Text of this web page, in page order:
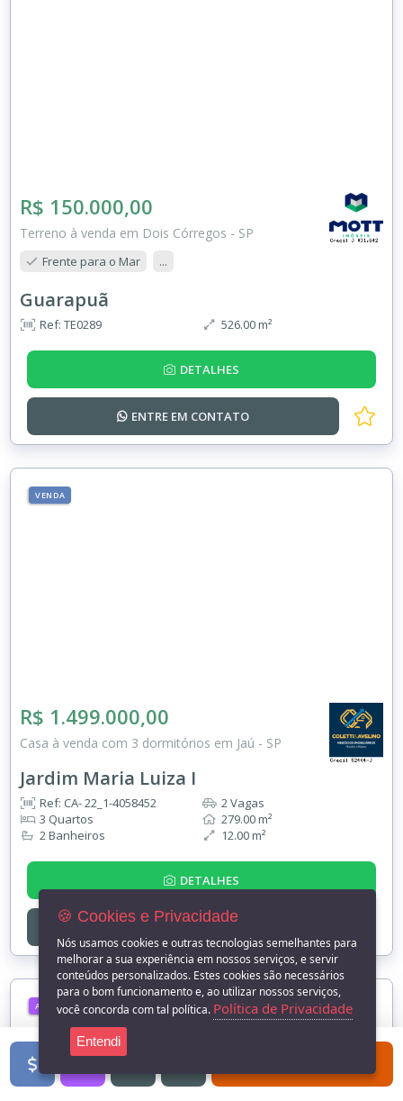
R$ 150.000,00
Terreno à venda em Dois Córregos - SP
Frente para o Mar ...
Guarapuã
Ref: TE0289 526.00 m²
DETALHES
ENTRE EM CONTATO
VENDA
R$ 1.499.000,00
Casa à venda com 3 dormitórios em Jaú - SP
Jardim Maria Luiza I
Ref: CA- 22_1-4058452
3 Quartos
2 Banheiros
2 Vagas
279.00 m²
12.00 m²
DETALHES
ENTRE EMCONTATO
ALUGUEL
🍪 Cookies e Privacidade
Nós usamos cookies e outras tecnologias semelhantes para
melhorar a sua experiência em nossos serviços, e servir
conteúdos personalizados. Estes cookies são necessários
para o bom funcionamento e, ao utilizar nossos serviços,
você concorda com tal política. Política de Privacidade
Entendi